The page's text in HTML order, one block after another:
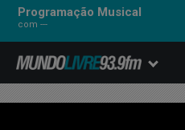
Programação Musical
com ---